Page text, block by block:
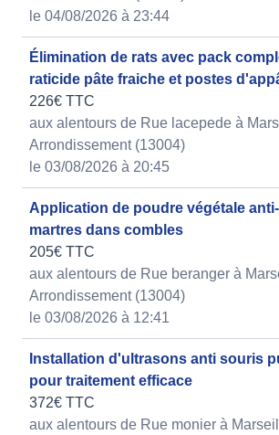
le 04/08/2026 à 23:44
Élimination de rats avec pack
raticide pâte fraiche et postes
226€ TTC
aux alentours de Rue lacepede à
Arrondissement (13004)
le 03/08/2026 à 20:45
Application de poudre végétale
martres dans combles
205€ TTC
aux alentours de Rue beranger à
Arrondissement (13004)
le 03/08/2026 à 12:41
Installation d'ultrasons anti souris
pour traitement efficace
372€ TTC
aux alentours de Rue monier à